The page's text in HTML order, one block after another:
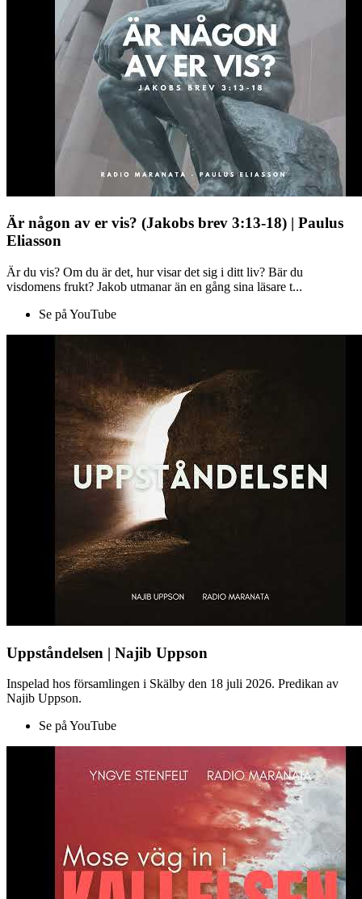
Är någon av er vis? (Jakobs brev 3:13-18) | Paulus
Eliasson
Är du vis? Om du är det, hur visar det sig i ditt liv? Bär du
visdomens frukt? Jakob utmanar än en gång sina läsare t...
Se på YouTube
Uppståndelsen | Najib Uppson
Inspelad hos församlingen i Skälby den 18 juli 2026. Predikan av
Najib Uppson.
Se på YouTube